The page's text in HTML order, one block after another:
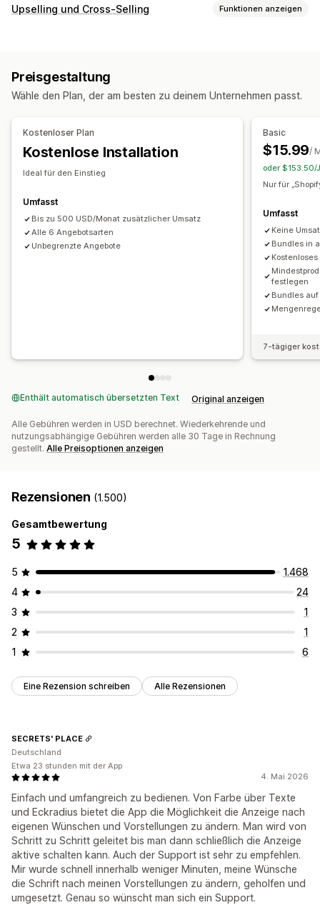
Bundle-Typen
Häufig zusammen gekauft
Preisstaffelung
Mengenrabatte
Upselling und Cross-Selling Funktionen anzeigen
Angebote und Empfehlungen
Preisgestaltung
Wähle den Plan, der am besten zu deinem Unternehmen passt.
Kostenloser Plan
Kostenlose Installation
Ideal für den Einstieg
Umfasst
Bis zu 500 USD/Monat zusätzlicher Umsatz
Alle 6 Angebotsarten
Unbegrenzte Angebote
Basic
$15.99/
oder $153.50/
Nur für
Umfasst
Keine
Bundles in
festlegen
Bundles
7-tägiger
Enthält automatisch übersetzten Text Original anzeigen
Alle Gebühren werden in USD berechnet. Wiederkehrende und
nutzungsabhängige Gebühren werden alle 30 Tage in Rechnung
gestellt. Alle Preisoptionen anzeigen
Rezensionen (1.500)
Gesamtbewertung
5
5
1.468
4
24
3
1
2
1
1
6
Eine Rezension schreiben Alle Rezensionen
4. Mai 2026
Einfach und umfangreich zu bedienen. Von Farbe über Texte
und Eckradius bietet die App die Möglichkeit die Anzeige nach
eigenen Wünschen und Vorstellungen zu ändern. Man wird von
Schritt zu Schritt geleitet bis man dann schließlich die Anzeige
aktive schalten kann. Auch der Support ist sehr zu empfehlen.
Mir wurde schnell innerhalb weniger Minuten, meine Wünsche
die Schrift nach meinen Vorstellungen zu ändern, geholfen und
umgesetzt. Genau so wünscht man sich ein Support.
SECRETS' PLACE
Deutschland
Etwa 23 stunden mit der App